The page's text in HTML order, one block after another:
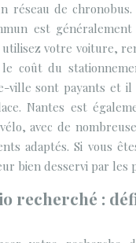
réseau de chronobus.
est
utilisez votre voiture,
coût du
ville sont payants et
Nantes est
avec de
adaptés. Si vous
bien desservi par les
recherché :